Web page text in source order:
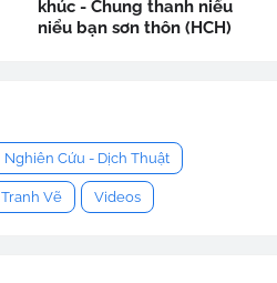
khúc - Chung thanh niểu
niểu bạn sơn thôn (HCH)
Nghiên Cứu - Dịch Thuật
Tranh Vẽ Videos